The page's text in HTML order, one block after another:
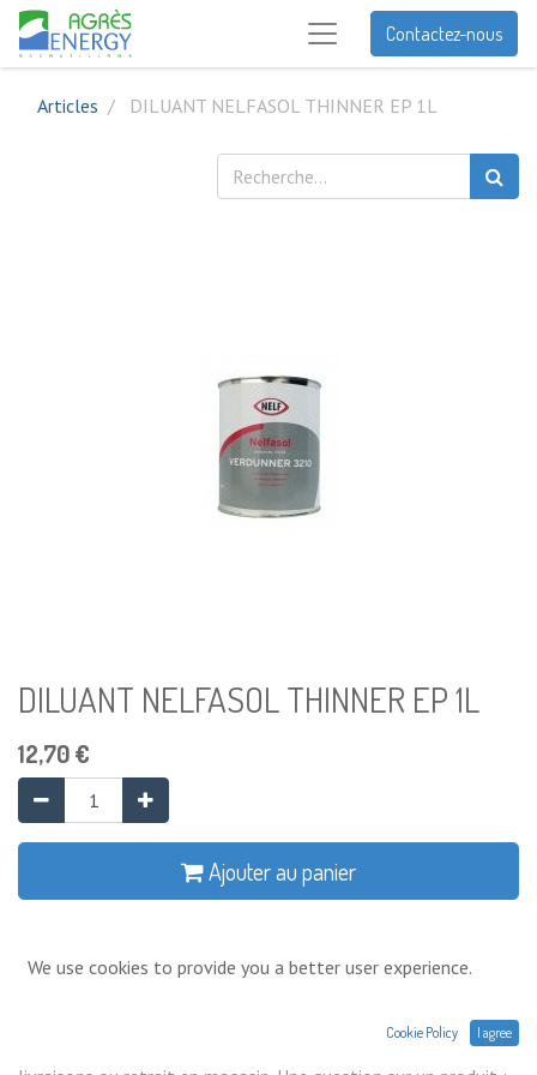
Contactez-nous
Articles DILUANT NELFASOL THINNER EP 1L
DILUANT NELFASOL THINNER EP 1L
12,70€
Ajouter au panier
Prix exprimés Hors TVA. Expéditions,
We use cookies to provide you a better user experience.
Cookie Policy I agree